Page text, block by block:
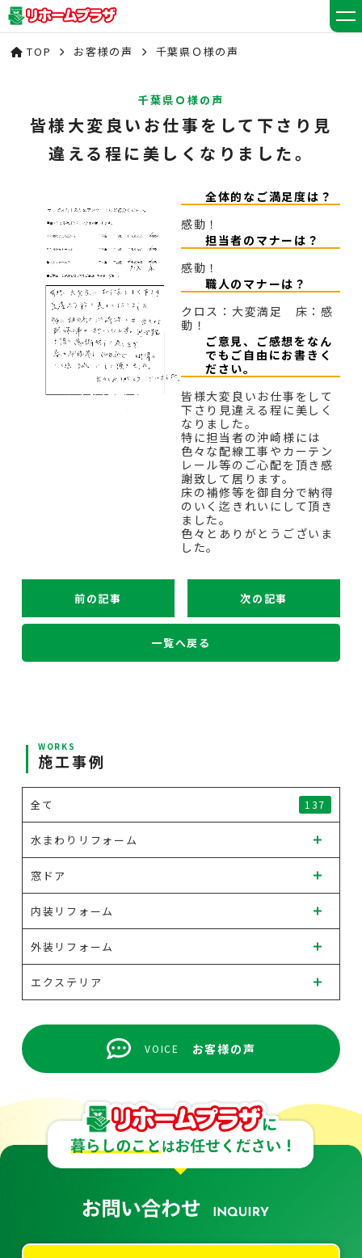
TOP お客様の声 千葉県Ｏ様の声
千葉県Ｏ様の声
皆様大変良いお仕事をして下さり見
違える程に美しくなりました。
全体的なご満足度は？
感動！
担当者のマナーは？
感動！
職人のマナーは？
クロス：大変満足 床：感
動！
ご意見、ご感想をなん
でもご自由にお書きく
ださい。
皆様大変良いお仕事をして
下さり見違える程に美しく
なりました。
特に担当者の沖崎様には
色々な配線工事やカーテン
レール等のご心配を頂き感
謝致して居ります。
床の補修等を御自分で納得
のいく迄きれいにして頂き
ました。
色々とありがとうございま
した。
前の記事 次の記事
一覧へ戻る
WORKS
施工事例
全て 137
水まわりリフォーム
窓ドア
内装リフォーム
外装リフォーム
エクステリア
VOICE お客様の声